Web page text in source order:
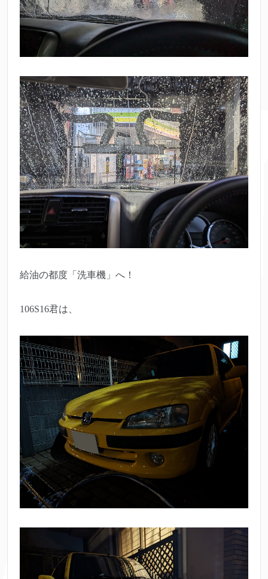
給油の都度「洗車機」へ！
106S16君は、